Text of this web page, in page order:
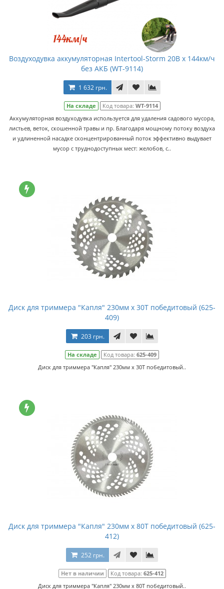
Воздуходувка аккумуляторная Intertool-Storm 20В x 144км/ч
без АКБ (WT-9114)
1 632 грн.
На складе Код товара: WT-9114
Аккумуляторная воздуходувка используется для удаления садового мусора,
листьев, веток, скошенной травы и пр. Благодаря мощному потоку воздуха
и удлиненной насадке сконцентрированный поток эффективно выдувает
мусор с труднодоступных мест: желобов, с..
Диск для триммера "Капля" 230мм x 30Т победитовый (625-
409)
203 грн.
На складе Код товара: 625-409
Диск для триммера "Капля" 230мм x 30Т победитовый..
Диск для триммера "Капля" 230мм x 80Т победитовый (625-
412)
252 грн.
Нет в наличии Код товара: 625-412
Диск для триммера "Капля" 230мм x 80Т победитовый..